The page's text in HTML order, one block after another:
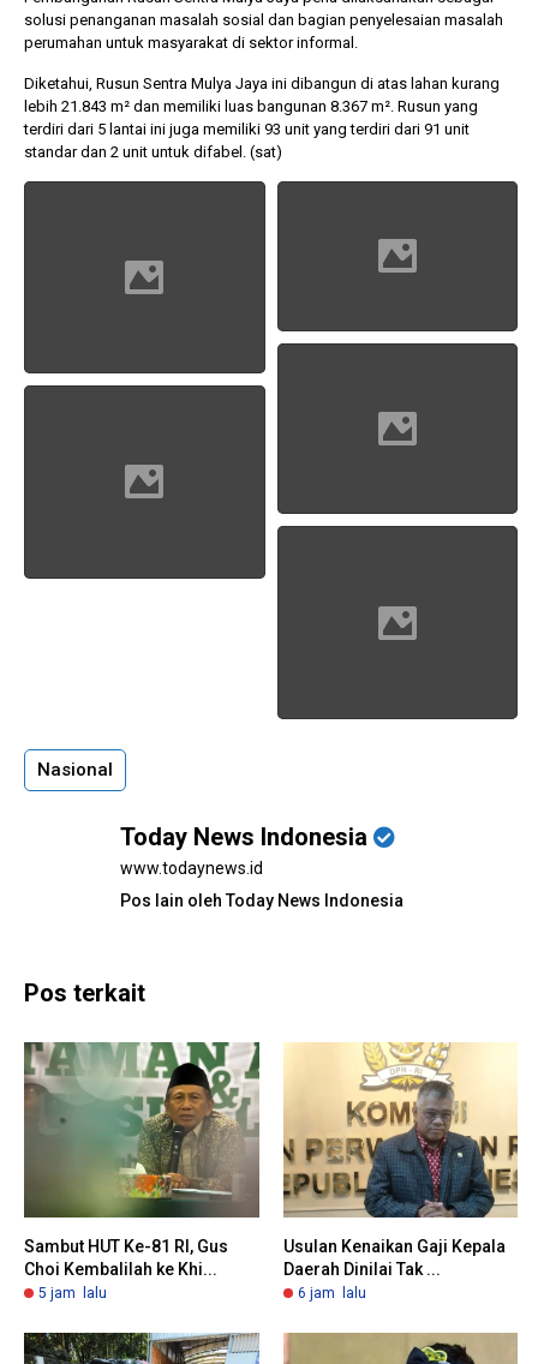
solusi penanganan masalah sosial dan bagian penyelesaian masalah
perumahan untuk masyarakat di sektor informal.
Diketahui, Rusun Sentra Mulya Jaya ini dibangun di atas lahan kurang
lebih 21.843 m² dan memiliki luas bangunan 8.367 m². Rusun yang
terdiri dari 5 lantai ini juga memiliki 93 unit yang terdiri dari 91 unit
standar dan 2 unit untuk difabel. (sat)
Nasional
Today News Indonesia
www.todaynews.id
Pos lain oleh Today News Indonesia
Pos terkait
Sambut HUT Ke-81 RI, Gus
Choi Kembalilah ke Khi...
5 jam lalu
Usulan Kenaikan Gaji Kepala
Daerah Dinilai Tak ...
6 jam lalu